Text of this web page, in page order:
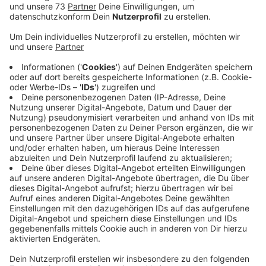
Anzeige
Homeoffice für Alle, die es wollen
Anzeige
Jeder habe andere Voraussetzungen. Der eine könne in
den Unterricht, der andere nicht. Außerdem habe nicht
jeder die besten digitalen Voraussetzungen zu Hause.
Daher fordert Schmidt stellvertretend für alle
Abiturienten hier bei uns: Homeoffice-Sets für alle, die
zu Hause lernen wollen, einen Unterrichts-Livestream
und ein einfacheres Abitur. Bislang stoßen unsere
Schüler mit ihrem Anliegen aber beim Land NRW auf
taube Ohren. Auch wir haben beim Schulministerium in